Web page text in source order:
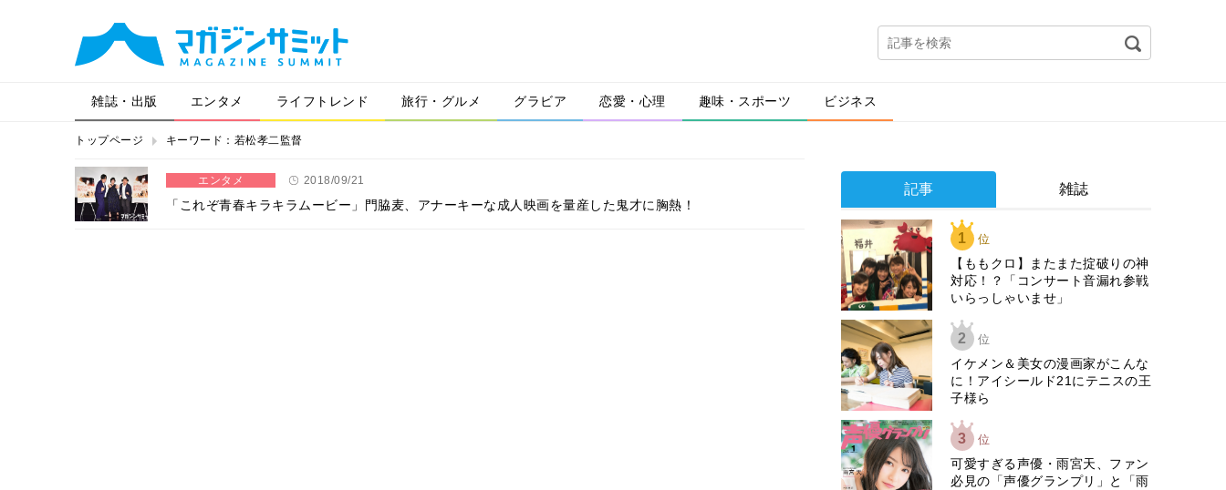
雑誌・出版 エンタメ ライフトレンド 旅行・グルメ グラビア 恋愛・心理 趣味・スポーツ ビジネス
トップページ キーワード：若松孝二監督
エンタメ 2018/09/21
「これぞ青春キラキラムービー」門脇麦、アナーキーな成人映画を量産した鬼才に胸熱！
記事 雑誌
1 位
【ももクロ】またまた掟破りの神
対応！？「コンサート音漏れ参戦
いらっしゃいませ」
2 位
イケメン＆美女の漫画家がこんな
に！アイシールド21にテニスの王
子様ら
3 位
可愛すぎる声優・雨宮天、ファン
必見の「声優グランプリ」と「雨